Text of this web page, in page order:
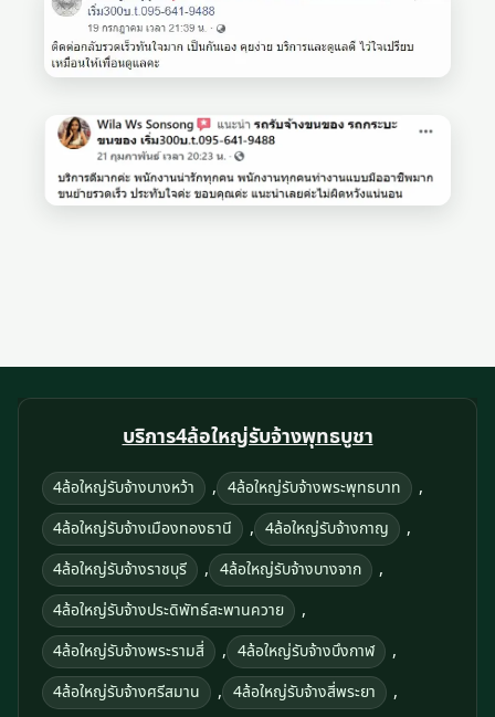
บริการ4ล้อใหญ่รับจ้างพุทธบูชา
4ล้อใหญ่รับจ้างบางหว้า , 4ล้อใหญ่รับจ้างพระพุทธบาท ,
4ล้อใหญ่รับจ้างเมืองทองธานี , 4ล้อใหญ่รับจ้างกาญ ,
4ล้อใหญ่รับจ้างราชบุรี , 4ล้อใหญ่รับจ้างบางจาก ,
4ล้อใหญ่รับจ้างประดิพัทธ์สะพานควาย ,
4ล้อใหญ่รับจ้างพระรามสี่ , 4ล้อใหญ่รับจ้างบึงกาฬ ,
4ล้อใหญ่รับจ้างศรีสมาน , 4ล้อใหญ่รับจ้างสี่พระยา ,